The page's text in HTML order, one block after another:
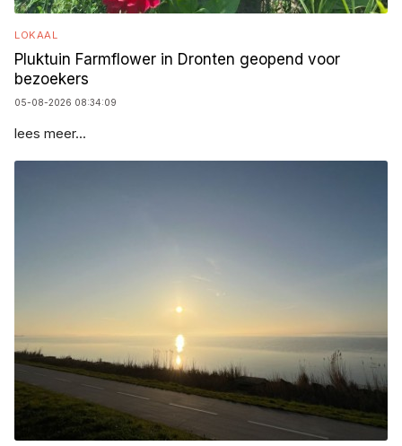
LOKAAL
Pluktuin Farmflower in Dronten geopend voor
bezoekers
05-08-2026 08:34:09
lees meer...